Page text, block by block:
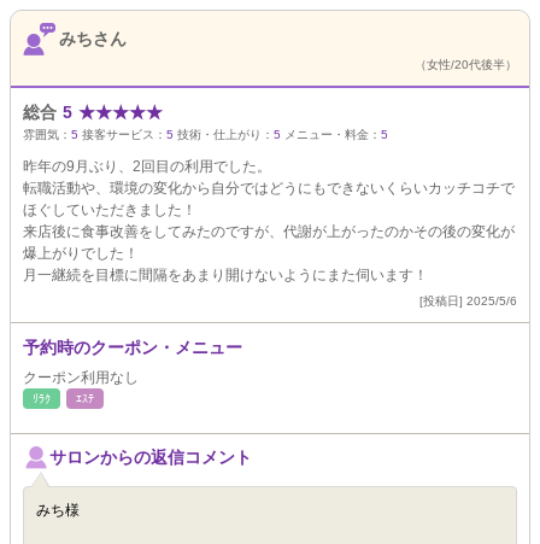
みちさん
（女性/20代後半）
総合 5 ★★★★★
雰囲気： 5 接客サービス： 5 技術・仕上がり： 5 メニュー・料金： 5
昨年の9月ぶり、2回目の利用でした。
転職活動や、環境の変化から自分ではどうにもできないくらいカッチコチで
ほぐしていただきました！
来店後に食事改善をしてみたのですが、代謝が上がったのかその後の変化が
爆上がりでした！
月一継続を目標に間隔をあまり開けないようにまた伺います！
[投稿日] 2025/5/6
予約時のクーポン・メニュー
クーポン利用なし
ﾘﾗｸ ｴｽﾃ
サロンからの返信コメント
みち様